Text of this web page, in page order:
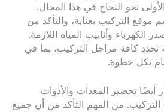
نحو النجاح في هذا المجال.
موقع التركيب بعناية، والتأكد من
الكهرباء وأنابيب المياه اللازمة.
كافة مراحل التركيب، بما في
بكل خطوة.
أيضًا تحضير المعدات والأدوات
التركيب. من المهم التأكد من أن جميع